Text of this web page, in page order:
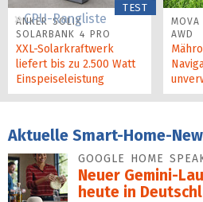
CPU-Rangliste
TEST
ANKER SOLIX
SOLARBANK 4 PRO
XXL-Solarkraftwerk
liefert bis zu 2.500 Watt
Einspeise­leistung
AWD
Aktuelle Smart-Home-
GOOGLE HOME
Neuer Gemini-
heu­te in